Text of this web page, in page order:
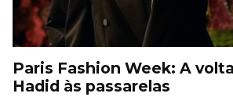
Paris Fashion Week: A
Hadid às passarelas